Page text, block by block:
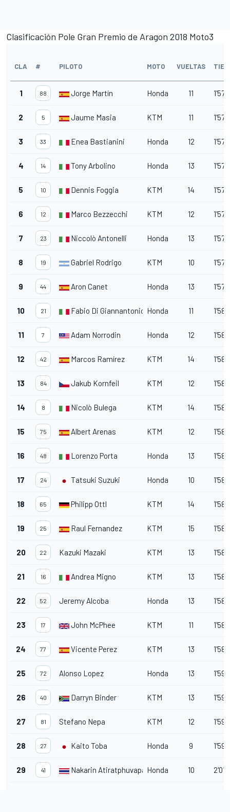
Clasificación Pole Gran Premio de Aragon 2018 Moto3
CLA # PILOTO MOTO VUELTAS
1 88 Jorge Martín Honda 11
2 5 Jaume Masia KTM 11
3 33 Enea Bastianini Honda 12
4 14 Tony Arbolino Honda 13
5 10 Dennis Foggia KTM 14
6 12 Marco Bezzecchi KTM 12
7 23 Niccolò Antonelli Honda 13
8 19 Gabriel Rodrigo KTM 10
9 44 Aron Canet Honda 13
10 21 Fabio Di Giannantonio Honda 11
11 7 Adam Norrodin Honda 12
12 42 Marcos Ramírez KTM 14
13 84 Jakub Kornfeil KTM 12
14 8 Nicolò Bulega KTM 14
15 75 Albert Arenas KTM 12
16 48 Lorenzo Porta Honda 13
17 24 Tatsuki Suzuki Honda 10
18 65 Philipp Ottl KTM 14
19 25 Raul Fernandez KTM 15
20 22 Kazuki Mazaki KTM 13
21 16 Andrea Migno KTM 13
22 52 Jeremy Alcoba Honda 13
23 17 John McPhee KTM 11
24 77 Vicente Perez KTM 13
25 72 Alonso Lopez Honda 13
26 40 Darryn Binder KTM 13
27 81 Stefano Nepa KTM 12
28 27 Kaito Toba Honda 9
29 41 Nakarin AtiratphuvapatHonda 10